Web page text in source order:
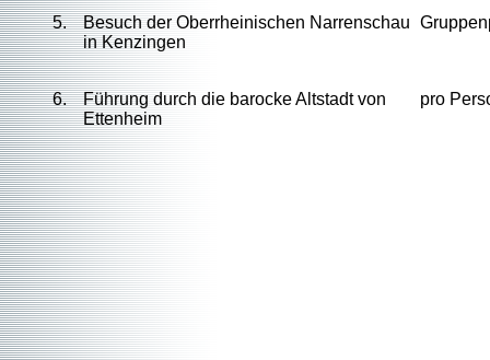
5.
Besuch der Oberrheinischen Narrenschau
in Kenzingen
6.
Führung durch die barocke Altstadt von
Ettenheim
pro